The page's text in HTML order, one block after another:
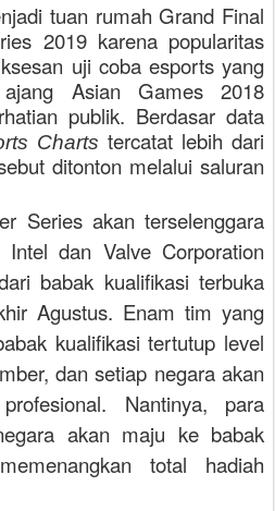
tuan rumah Grand Final
2019 karena popularitas
uji coba esports yang
ajang Asian Games 2018
publik. Berdasar data
Charts tercatat lebih dari
ditonton melalui saluran
Series akan terselenggara
dan Valve Corporation
babak kualifikasi terbuka
Agustus. Enam tim yang
kualifikasi tertutup level
dan setiap negara akan
Nantinya, para
akan maju ke babak
total hadiah